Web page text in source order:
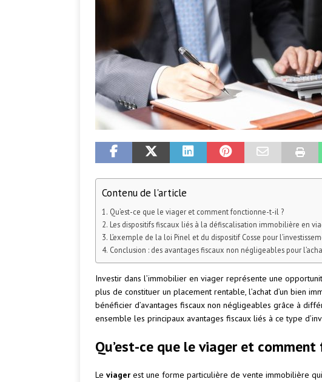
Contenu de l'article
Qu’est-ce que le viager et comment fonctionne-t-il ?
Les dispositifs fiscaux liés à la défiscalisation immobilière en
L’exemple de la loi Pinel et du dispositif Cosse pour
Conclusion : des avantages fiscaux non négligeables pour
Investir dans l’immobilier en viager représente une
plus de constituer un placement rentable, l’achat d’un bien
bénéficier d’avantages fiscaux non négligeables grâce à
ensemble les principaux avantages fiscaux liés à ce type
Qu’est-ce que le viager et
Le viager est une forme particulière de vente immobilière